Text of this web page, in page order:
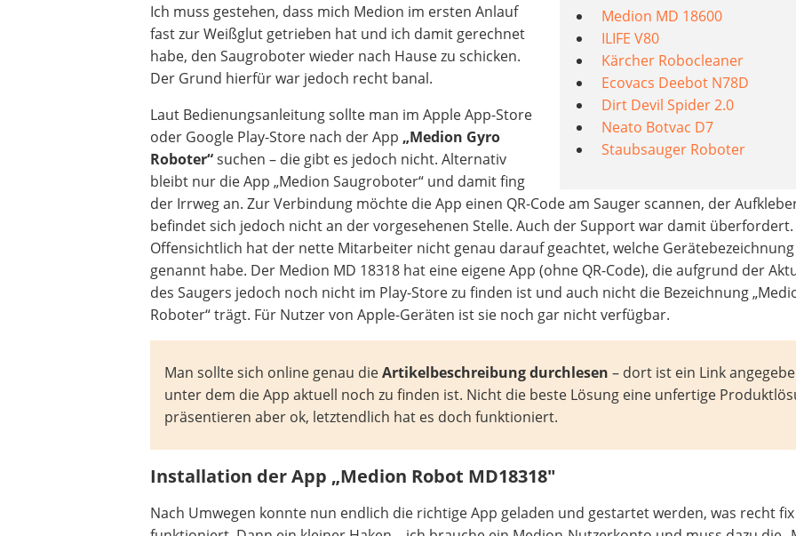
Medion MD 18600
ILIFE V80
Kärcher Robocleaner
Ecovacs Deebot N78D
Dirt Devil Spider 2.0
Neato Botvac D7
Staubsauger Roboter
Ich muss gestehen, dass mich Medion im ersten Anlauf
fast zur Weißglut getrieben hat und ich damit gerechnet
habe, den Saugroboter wieder nach Hause zu schicken.
Der Grund hierfür war jedoch recht banal.
Laut Bedienungsanleitung sollte man im Apple App-Store
oder Google Play-Store nach der App „Medion Gyro
Roboter“suchen – die gibt es jedoch nicht. Alternativ
bleibt nur die App „Medion Saugroboter“ und damit fing
der Irrweg an. Zur Verbindung möchte die App einen QR-Code am Sauger scannen, der
befindet sich jedoch nicht an der vorgesehenen Stelle. Auch der Support war damit überfordert.
Offensichtlich hat der nette Mitarbeiter nicht genau darauf geachtet, welche
genannt habe. Der Medion MD 18318 hat eine eigene App (ohne QR-Code), die aufgrund der
des Saugers jedoch noch nicht im Play-Store zu finden ist und auch nicht die Bezeichnung
Roboter“ trägt. Für Nutzer von Apple-Geräten ist sie noch gar nicht verfügbar.
Man sollte sich online genau dieArtikelbeschreibung durchlesen – dort ist ein Link
unter dem die App aktuell noch zu finden ist. Nicht die beste Lösung eine unfertige
präsentieren aber ok, letztendlich hat es doch funktioniert.
Installation der App „Medion Robot MD18318″
Nach Umwegen konnte nun endlich die richtige App geladen und gestartet werden, was recht fix